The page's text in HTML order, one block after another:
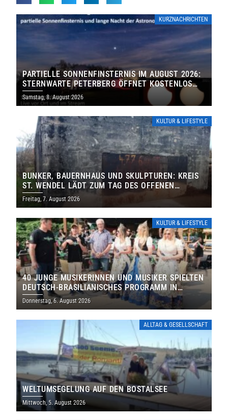
KURZNACHRICHTEN
PARTIELLE SONNENFINSTERNIS IM AUGUST 2026:
STERNWARTE PETERBERG ÖFFNET KOSTENLOS
IHRE TORE
Samstag, 8. August 2026
KULTUR & LIFESTYLE
BUNKER, BAUERNHAUS UND SKULPTUREN: KREIS
ST. WENDEL LÄDT ZUM TAG DES OFFENEN
DENKMALS EIN
Freitag, 7. August 2026
KULTUR & LIFESTYLE
40 JUNGE MUSIKERINNEN UND MUSIKER SPIELTEN
DEUTSCH-BRASILIANISCHES PROGRAMM IN
THOLEY
Donnerstag, 6. August 2026
ALLTAG & GESELLSCHAFT
WELTUMSEGELUNG AUF DEN BOSTALSEE
Mittwoch, 5. August 2026